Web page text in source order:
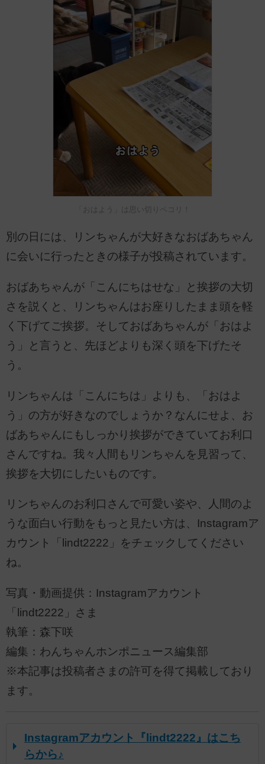
「おはよう」は思い切りペコリ！
別の日には、リンちゃんが大好きなおばあちゃん
に会いに行ったときの様子が投稿されています。
おばあちゃんが「こんにちはせな」と挨拶の大切
さを説くと、リンちゃんはお座りしたまま頭を軽
く下げてご挨拶。そしておばあちゃんが「おはよ
う」と言うと、先ほどよりも深く頭を下げたそ
う。
リンちゃんは「こんにちは」よりも、「おはよ
う」の方が好きなのでしょうか？なんにせよ、お
ばあちゃんにもしっかり挨拶ができていてお利口
さんですね。我々人間もリンちゃんを見習って、
挨拶を大切にしたいものです。
リンちゃんのお利口さんで可愛い姿や、人間のよ
うな面白い行動をもっと見たい方は、Instagramア
カウント「lindt2222」をチェックしてください
ね。
写真・動画提供：Instagramアカウント
「lindt2222」さま
執筆：森下咲
編集：わんちゃんホンポニュース編集部
※本記事は投稿者さまの許可を得て掲載しており
ます。
Instagramアカウント『lindt2222』はこち
らから♪